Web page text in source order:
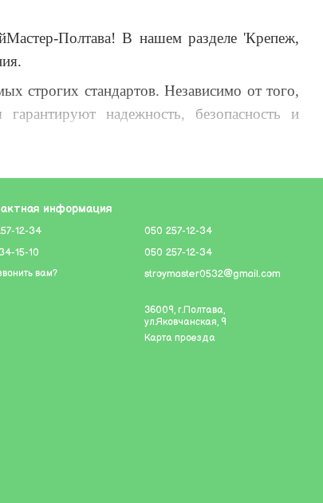
Полтава! В нашем разделе 'Крепеж,
строгих стандартов. Независимо от того,
надежность, безопасность и
надежном партнере в мире сантехники и
информация
12-34
15-10
вам?
050 257-12-34
050 257-12-34
stroymaster0532@gmail.com
36009, г.Полтава,
ул.Яковчанская, 9
Карта проезда